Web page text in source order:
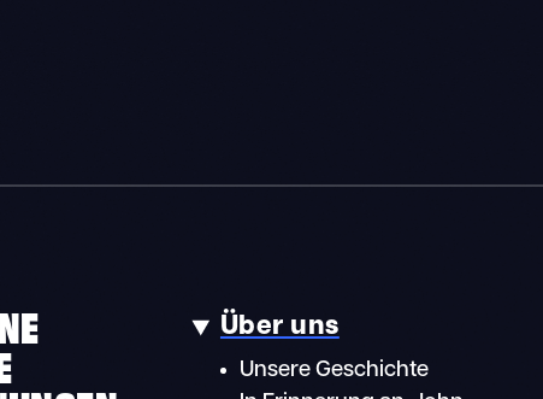
Über uns
Unsere Geschichte